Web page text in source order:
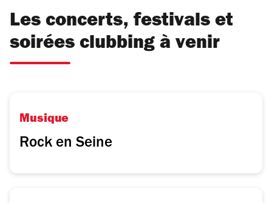
Les concerts, festivals et
soirées clubbing à venir
Musique
Rock en Seine